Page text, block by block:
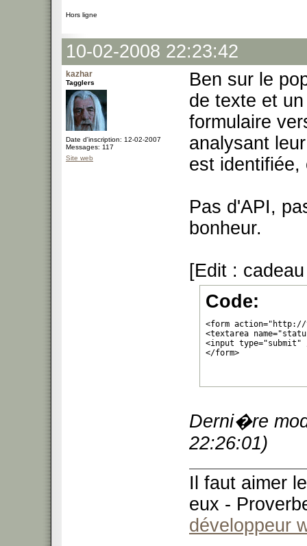
Hors ligne
10-02-2008 22:23:42
kazhar
Tagglers
Date d'inscription: 12-02-2007
Messages: 117
Site web
Ben sur le
de texte et
formulaire
analysant
est identifiée,
Pas d'API,
bonheur.
[Edit :
Code:
<form action="http://
<textarea
<input type="submit"
</form>
Derni�re
22:26:01)
Il faut aimer
eux -
développeur